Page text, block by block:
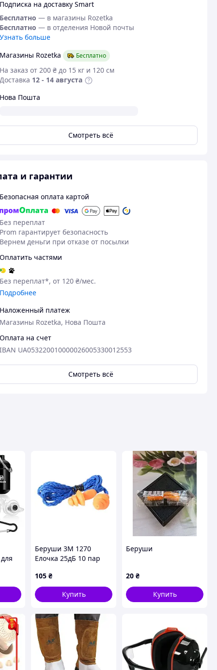
Подписка на доставку Smart
Бесплатно — в магазины Rozetka
Бесплатно — в отделения Новой почты
Узнать больше
Магазины Rozetka
Бесплатно
На заказ от 200 ₴ до 15 кг и 120 см
Доставка 12 - 14 августа
Нова Пошта
Смотреть всё
и гарантии
Безопасная оплата картой
Без переплат
Prom гарантирует безопасность
Вернем деньги при отказе от посылки
Оплатить частями
Без переплат*, от 120 ₴/мес.
Подробнее
Наложенный платеж
Магазины Rozetka, Нова Пошта
Оплата на счет
IBAN UA053220010000026005330012553
Смотреть всё
30.07.2024
Александр В.
Куплено на Prom.ua
Гарні навушники, свою функцію
виконують на всі 100%
Беруши 3M 1270
Елочка 25дБ 10 пар
затычки в уши от
шума со шнурком
105 ₴
Купить
Беруши
20 ₴
Купить